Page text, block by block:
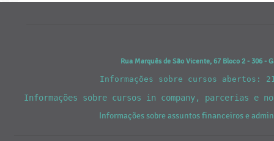
Rua Marquês de São Vicente, 67 Bloco 2 - 306 -
Informações sobre cursos abertos:
Informações sobre cursos in company, parcerias e
Informações sobre assuntos financeiros e